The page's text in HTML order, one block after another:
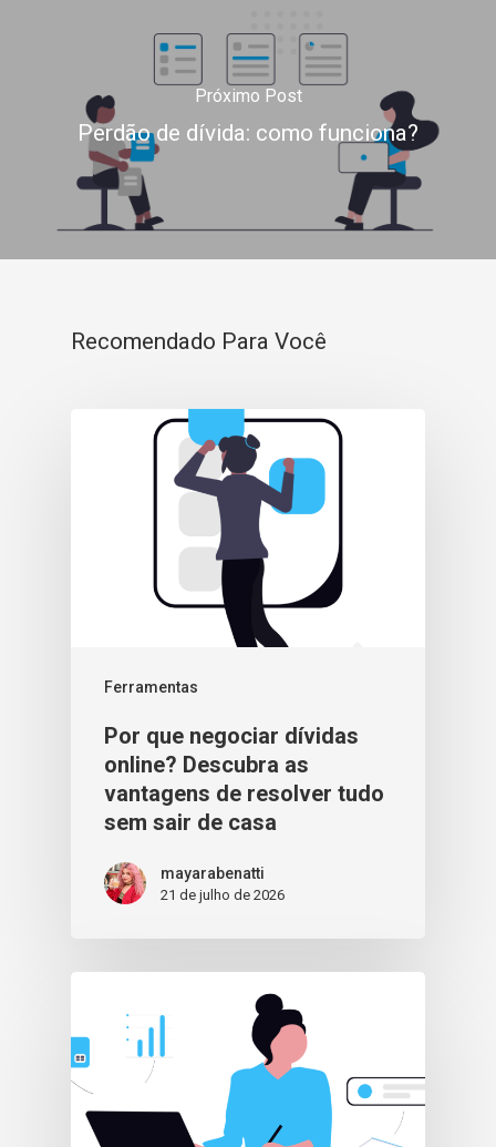
Próximo Post
Perdão de dívida: como funciona?
Recomendado Para Você
Ferramentas
Por que negociar dívidas
online? Descubra as
vantagens de resolver tudo
sem sair de casa
mayarabenatti
21 de julho de 2026